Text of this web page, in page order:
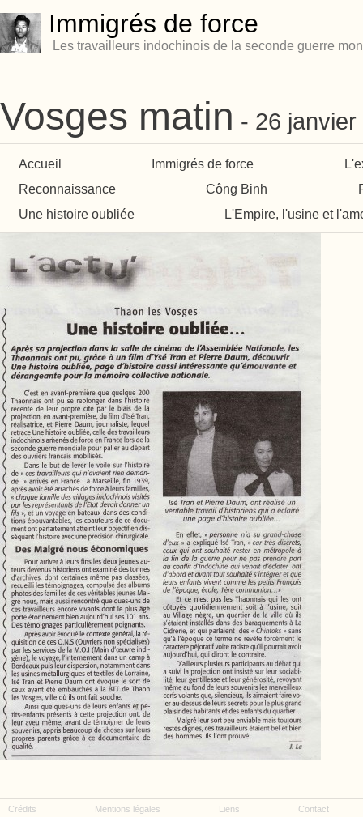
Immigrés de force
Les travailleurs indochinois de la seconde guerre
Vosges matin 26 janvier
Accueil Immigrés de force
Reconnaissance
Công Binh
Une histoire oubliée
L'Empire, l'usine et
Crédits Mentions légales Liens Contact